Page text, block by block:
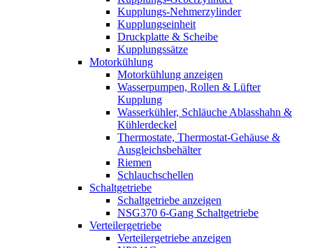
Kupplungs-Nehmerzylinder
Kupplungseinheit
Druckplatte & Scheibe
Kupplungssätze
Motorkühlung
Motorkühlung anzeigen
Wasserpumpen, Rollen & Lüfter
Kupplung
Wasserkühler, Schläuche Ablasshahn &
Kühlerdeckel
Thermostate, Thermostat-Gehäuse &
Ausgleichsbehälter
Riemen
Schlauchschellen
Schaltgetriebe
Schaltgetriebe anzeigen
NSG370 6-Gang Schaltgetriebe
Verteilergetriebe
Verteilergetriebe anzeigen